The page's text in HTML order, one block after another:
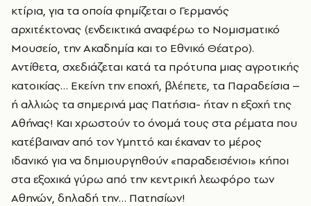
κτίρια, για τα οποία φημίζεται ο Γερμανός
αρχιτέκτονας (ενδεικτικά αναφέρω το Νομισματικό
Μουσείο, την Ακαδημία και το Εθνικό Θέατρο).
Αντίθετα, σχεδιάζεται κατά τα πρότυπα μιας αγροτικής
κατοικίας… Εκείνη την εποχή, βλέπετε, τα Παραδείσια –
ή αλλιώς τα σημερινά μας Πατήσια- ήταν η εξοχή της
Αθήνας! Και χρωστούν το όνομά τους στα ρέματα που
κατέβαιναν από τον Υμηττό και έκαναν το μέρος
ιδανικό για να δημιουργηθούν «παραδεισένιοι» κήποι
στα εξοχικά γύρω από την κεντρική λεωφόρο των
Αθηνών, δηλαδή την… Πατησίων!